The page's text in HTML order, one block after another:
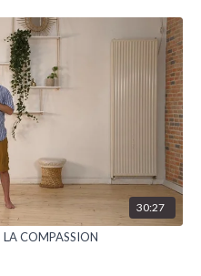
30:27
LA COMPASSION